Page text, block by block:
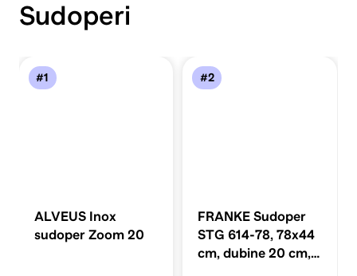
Sudoperi
#1
ALVEUS Inox
sudoper Zoom 20
#2
FRANKE Sudoper
STG 614-78, 78x44
cm, dubine 20 cm,